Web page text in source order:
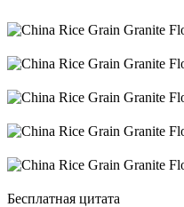
Бесплатная цитата